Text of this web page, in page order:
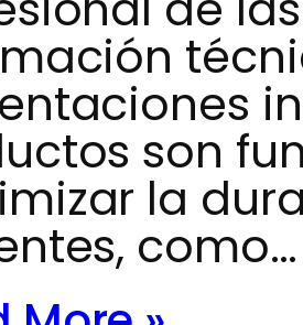
son
la
como…